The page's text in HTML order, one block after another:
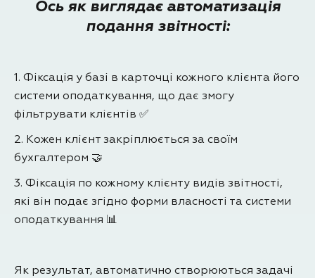
Ось як виглядає автоматизація
подання звітності:
1. Фіксація у базі в карточці кожного клієнта його
системи оподаткування, що дає змогу
фільтрувати клієнтів ✅
2. Кожен клієнт закріплюється за своїм
бухгалтером 🤝
3. Фіксація по кожному клієнту видів звітності,
які він подає згідно форми власності та системи
оподаткування 📊
Як результат, автоматично створюються задачі